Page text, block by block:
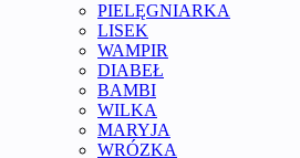
PIELĘGNIARKA
LISEK
WAMPIR
DIABEŁ
BAMBI
WILKA
MARYJA
WRÓZKA